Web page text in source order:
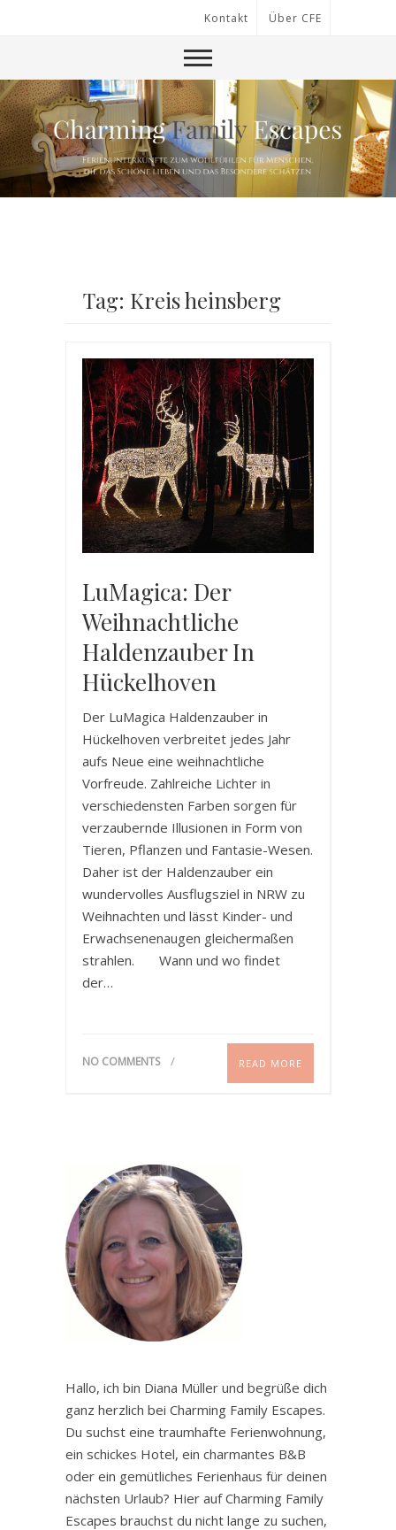
Kontakt Über CFE
Tag: Kreis heinsberg
LuMagica: Der
Weihnachtliche
Haldenzauber In
Hückelhoven
Der LuMagica Haldenzauber in
Hückelhoven verbreitet jedes Jahr
aufs Neue eine weihnachtliche
Vorfreude. Zahlreiche Lichter in
verschiedensten Farben sorgen für
verzaubernde Illusionen in Form von
Tieren, Pflanzen und Fantasie-Wesen.
Daher ist der Haldenzauber ein
wundervolles Ausflugsziel in NRW zu
Weihnachten und lässt Kinder- und
Erwachsenenaugen gleichermaßen
strahlen. Wann und wo findet
der…
NO COMMENTS READ MORE
Hallo, ich bin Diana Müller und begrüße dich
ganz herzlich bei Charming Family Escapes.
Du suchst eine traumhafte Ferienwohnung,
ein schickes Hotel, ein charmantes B&B
oder ein gemütliches Ferienhaus für deinen
nächsten Urlaub? Hier auf Charming Family
Escapes brauchst du nicht lange zu suchen,